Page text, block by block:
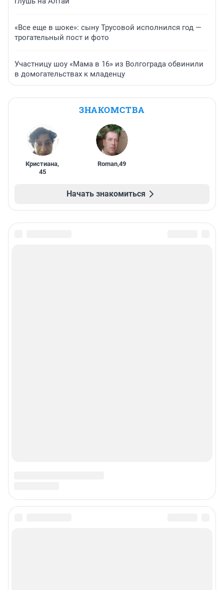
«Все еще в шоке»: сыну Трусовой исполнился год —
трогательный пост и фото
Участницу шоу «Мама в 16» из Волгограда обвинили
в домогательствах к младенцу
ЗНАКОМСТВА
Кристиана,
45
Roman,49
Начать знакомиться